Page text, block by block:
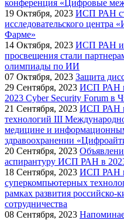
конференция «Цифровые
19 Октября, 2023 ИСП РАН
исследовательского центра
Фарме»
14 Октября, 2023 ИСП РАН и
просвещения стали
олимпиады по ИИ
07 Октября, 2023 Защита
29 Сентября, 2023 ИСП РАН
2023 Cyber Security Forum в
21 Сентября, 2023 ИСП РАН
технологий III
медицине и
здравоохранении
20 Сентября, 2023
аспирантуру ИСП РАН в
18 Сентября, 2023 ИСП РАН и
суперкомпьютерных
рамках развития российско-
сотрудничества
08 Сентября, 2023